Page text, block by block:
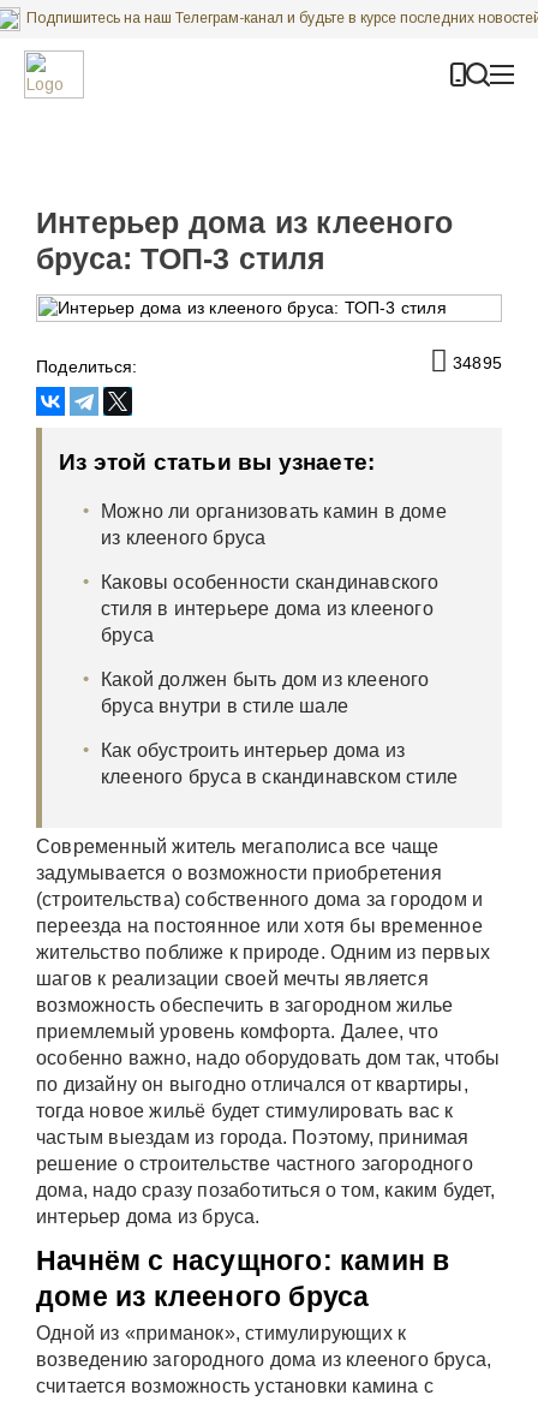
Подпишитесь на наш Телеграм-канал и будьте в курсе последних
Интерьер дома из клееного
бруса: ТОП-3 стиля
Поделиться: 34895
Из этой статьи вы узнаете:
Можно ли организовать камин в доме
из клееного бруса
Каковы особенности скандинавского
стиля в интерьере дома из клееного
бруса
Какой должен быть дом из клееного
бруса внутри в стиле шале
Как обустроить интерьер дома из
клееного бруса в скандинавском стиле
Современный житель мегаполиса все чаще
задумывается о возможности приобретения
(строительства) собственного дома за городом и
переезда на постоянное или хотя бы временное
жительство поближе к природе. Одним из первых
шагов к реализации своей мечты является
возможность обеспечить в загородном жилье
приемлемый уровень комфорта. Далее, что
особенно важно, надо оборудовать дом так, чтобы
по дизайну он выгодно отличался от квартиры,
тогда новое жильё будет стимулировать вас к
частым выездам из города. Поэтому, принимая
решение о строительстве частного загородного
дома, надо сразу позаботиться о том, каким будет,
интерьер дома из бруса.
Начнём с насущного: камин в
доме из клееного бруса
Одной из «приманок», стимулирующих к
возведению загородного дома из клееного бруса,
считается возможность установки камина с